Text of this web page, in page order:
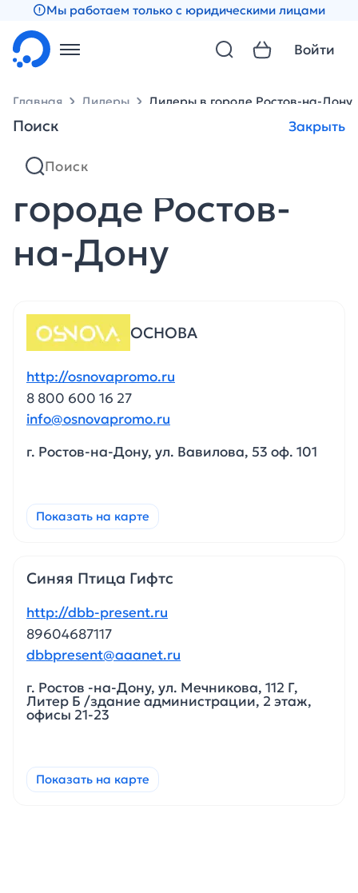
Мы работаем только с юридическими лицами
Поиск Закрыть
Войти
Главная Дилеры Дилеры в городе Ростов-на-Дону
Партнеры в
городе Ростов-
на-Дону
ОСНОВА
http://osnovapromo.ru
8 800 600 16 27
info@osnovapromo.ru
г. Ростов-на-Дону, ул. Вавилова, 53 оф. 101
Показать на карте
Синяя Птица Гифтс
http://dbb-present.ru
89604687117
dbbpresent@aaanet.ru
г. Ростов -на-Дону, ул. Мечникова, 112 Г,
Литер Б /здание администрации, 2 этаж,
офисы 21-23
Показать на карте